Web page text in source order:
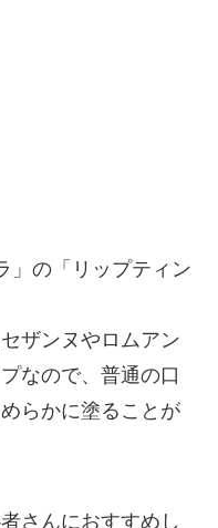
」の「リップティン
ザンヌやロムアン
なので、普通の口
らかに塗ることが
さんにおすすめし